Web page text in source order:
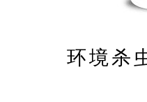
环境杀